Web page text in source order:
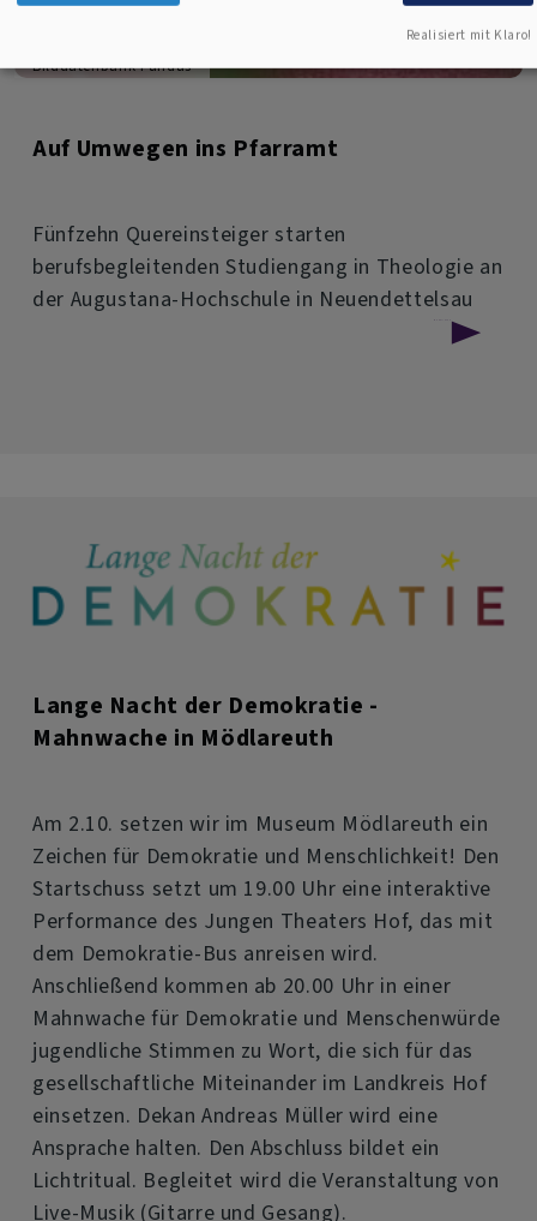
Bilddatenbank Fundus
Auf Umwegen ins Pfarramt
Fünfzehn Quereinsteiger starten
berufsbegleitenden Studiengang in Theologie an
der Augustana-Hochschule in Neuendettelsau
Lange Nacht der Demokratie -
Mahnwache in Mödlareuth
Am 2.10. setzen wir im Museum Mödlareuth ein
Zeichen für Demokratie und Menschlichkeit! Den
Startschuss setzt um 19.00 Uhr eine interaktive
Performance des Jungen Theaters Hof, das mit
dem Demokratie-Bus anreisen wird.
Anschließend kommen ab 20.00 Uhr in einer
Mahnwache für Demokratie und Menschenwürde
jugendliche Stimmen zu Wort, die sich für das
gesellschaftliche Miteinander im Landkreis Hof
einsetzen. Dekan Andreas Müller wird eine
Ansprache halten. Den Abschluss bildet ein
Lichtritual. Begleitet wird die Veranstaltung von
Live-Musik (Gitarre und Gesang).
Realisiert mit Klaro!